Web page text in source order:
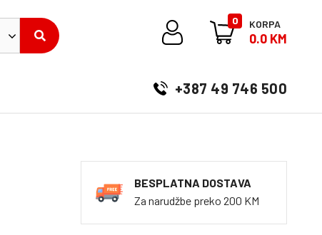
0 KORPA
0.0 KM
+387 49 746 500
BESPLATNA DOSTAVA
Za narudžbe preko 200 KM